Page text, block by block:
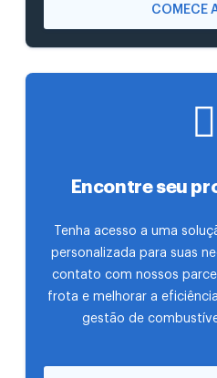
COMECE
Encontre seu
Tenha acesso a uma
personalizada para suas
contato com nossos
frota e melhorar a
gestão de